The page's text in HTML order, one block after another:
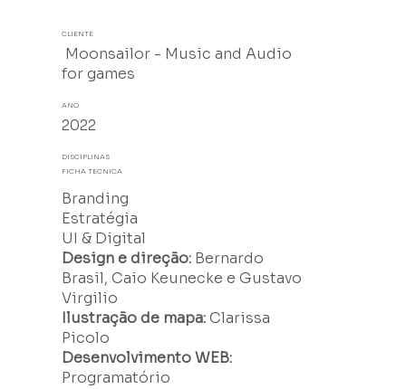
CLIENTE
Moonsailor - Music and Audio
for games
ANO
2022
DISCIPLINAS
FICHA TECNICA
Branding
Estratégia
UI & Digital
Design e direção: Bernardo
Brasil, Caio Keunecke e Gustavo
Virgilio
Ilustração de mapa:Clarissa
Picolo
Desenvolvimento WEB:
Programatório